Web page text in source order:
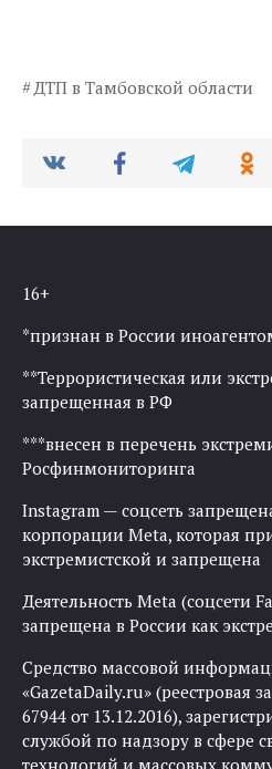
ДТП в Тамбовской области
16+
*признан в России
**Террористическая или
запрещенная в РФ
***внесен в перечень
Росфинмониторинга
Instagram — соцсеть
корпорации Meta, которая
экстремистской и запрещена
Деятельность Meta (соцсети
запрещена в России как
Средство массовой
«GazetaDaily.ru» (реестровая
67944 от 13.12.2016),
службой по надзору в сфере